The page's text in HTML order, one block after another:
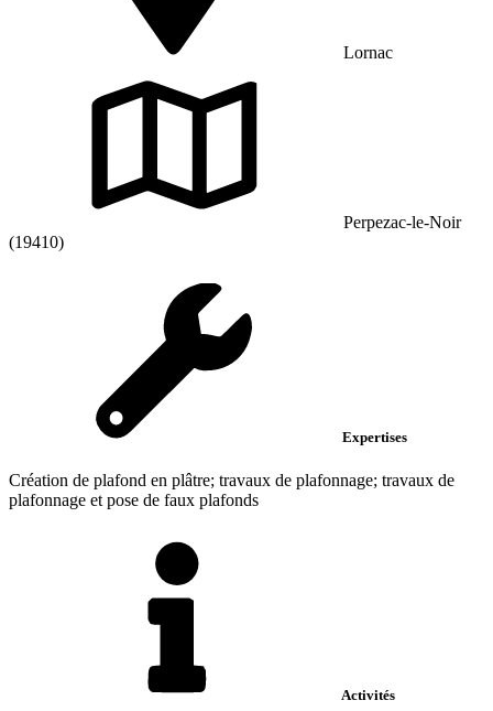
Lornac
Perpezac-le-Noir
(19410)
Expertises
Création de plafond en plâtre; travaux de plafonnage; travaux de
plafonnage et pose de faux plafonds
Activités